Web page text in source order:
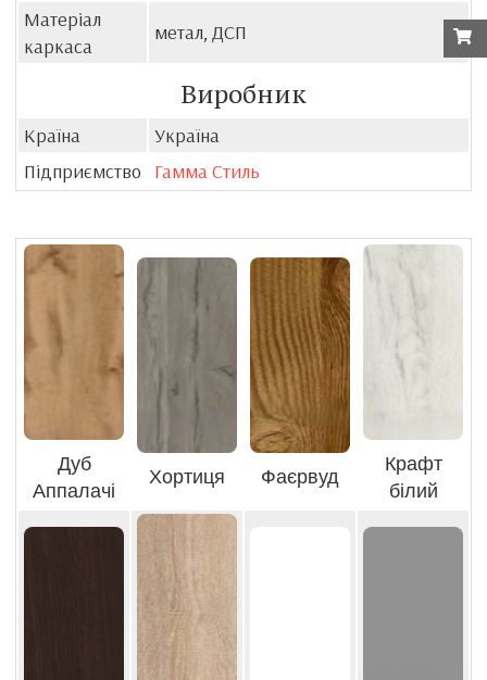
Матеріал
каркаса
метал, ДСП
Виробник
Країна
Україна
Підприємство
Гамма Стиль
Дуб
Аппалачі
Хортиця Фаєрвуд
Крафт
білий